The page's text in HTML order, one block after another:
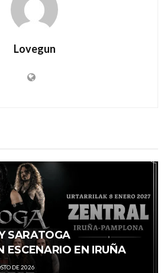
Lovegun
SARATOGA
ESCENARIO EN IRUÑA
DE 2026